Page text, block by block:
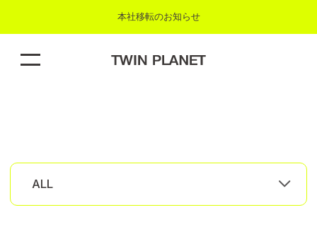
本社移転のお知らせ
ALL